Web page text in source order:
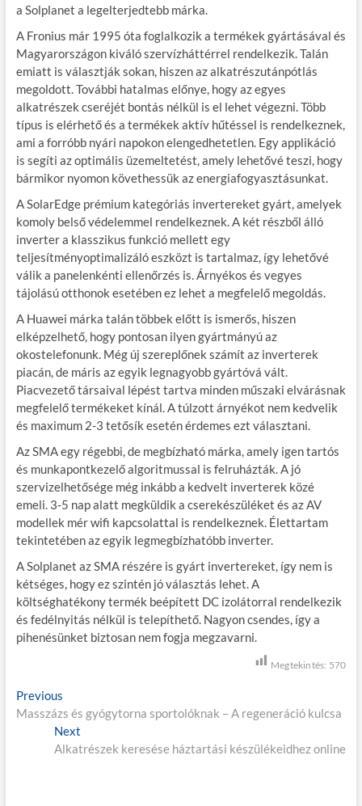
a Solplanet a legelterjedtebb márka.
A Fronius már 1995 óta foglalkozik a termékek gyártásával és
Magyarországon kiváló szervízháttérrel rendelkezik. Talán
emiatt is választják sokan, hiszen az alkatrészutánpótlás
megoldott. További hatalmas előnye, hogy az egyes
alkatrészek cseréjét bontás nélkül is el lehet végezni. Több
típus is elérhető és a termékek aktív hűtéssel is rendelkeznek,
ami a forróbb nyári napokon elengedhetetlen. Egy applikáció
is segíti az optimális üzemeltetést, amely lehetővé teszi, hogy
bármikor nyomon követhessük az energiafogyasztásunkat.
A SolarEdge prémium kategóriás invertereket gyárt, amelyek
komoly belső védelemmel rendelkeznek. A két részből álló
inverter a klasszikus funkció mellett egy
teljesítményoptimalizáló eszközt is tartalmaz, így lehetővé
válik a panelenkénti ellenőrzés is. Árnyékos és vegyes
tájolású otthonok esetében ez lehet a megfelelő megoldás.
A Huawei márka talán többek előtt is ismerős, hiszen
elképzelhető, hogy pontosan ilyen gyártmányú az
okostelefonunk. Még új szereplőnek számít az inverterek
piacán, de máris az egyik legnagyobb gyártóvá vált.
Piacvezető társaival lépést tartva minden műszaki elvárásnak
megfelelő termékeket kínál. A túlzott árnyékot nem kedvelik
és maximum 2-3 tetősík esetén érdemes ezt választani.
Az SMA egy régebbi, de megbízható márka, amely igen tartós
és munkapontkezelő algoritmussal is felruházták. A jó
szervizelhetősége még inkább a kedvelt inverterek közé
emeli. 3-5 nap alatt megküldik a cserekészüléket és az AV
modellek mér wifi kapcsolattal is rendelkeznek. Élettartam
tekintetében az egyik legmegbízhatóbb inverter.
A Solplanet az SMA részére is gyárt invertereket, így nem is
kétséges, hogy ez szintén jó választás lehet. A
költséghatékony termék beépített DC izolátorral rendelkezik
és fedélnyitás nélkül is telepíthető. Nagyon csendes, így a
pihenésünket biztosan nem fogja megzavarni.
Megtekintés: 570
B
e
Previous
r
e
v
Masszázs és gyógytorna sportolóknak – A regeneráció kulcsa
Next
e
Alkatrészek keresése háztartási készülékeidhez online